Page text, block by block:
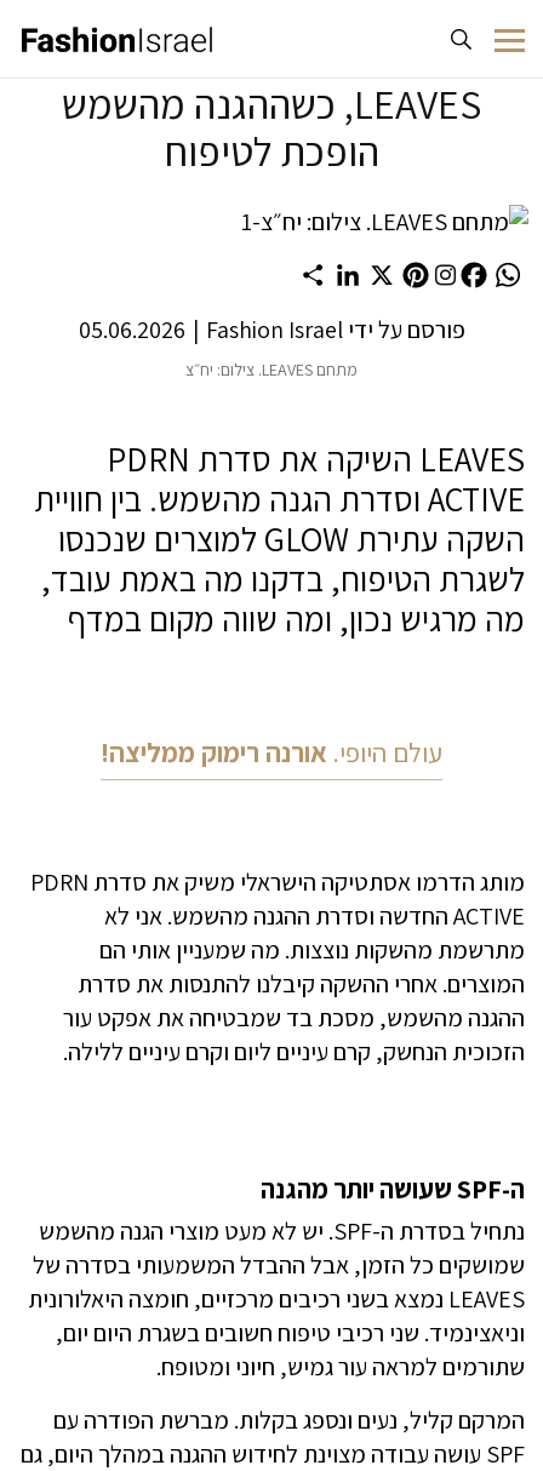
LEAVES, כשההגנה מהשמש
הופכת לטיפוח
WhatsApp
Facebook
Pinterest
X
LinkedIn
Share
פורסם על ידיFashion Israel
|
05.06.2026
מתחם LEAVES. צילום: יח״צ
LEAVES השיקה את סדרת PDRN
ACTIVE וסדרת הגנה מהשמש. בין חוויית
השקה עתירת GLOW למוצרים שנכנסו
לשגרת הטיפוח, בדקנו מה באמת עובד,
מה מרגיש נכון, ומה שווה מקום במדף
עולם היופי. אורנה רימוק ממליצה!
מותג הדרמו אסתטיקה הישראלי משיק את סדרת PDRN
ACTIVE החדשה וסדרת ההגנה מהשמש. אני לא
מתרשמת מהשקות נוצצות. מה שמעניין אותי הם
המוצרים. אחרי ההשקה קיבלנו להתנסות את סדרת
ההגנה מהשמש, מסכת בד שמבטיחה את אפקט עור
הזכוכית הנחשק, קרם עיניים ליום וקרם עיניים ללילה.
ה-SPF שעושה יותר מהגנה
נתחיל בסדרת ה-SPF. יש לא מעט מוצרי הגנה מהשמש
שמושקים כל הזמן, אבל ההבדל המשמעותי בסדרה של
LEAVES נמצא בשני רכיבים מרכזיים, חומצה היאלורונית
וניאצינמיד. שני רכיבי טיפוח חשובים בשגרת היום יום,
שתורמים למראה עור גמיש, חיוני ומטופח.
המרקם קליל, נעים ונספג בקלות. מברשת הפודרה עם
SPF עושה עבודה מצוינת לחידוש ההגנה במהלך היום, גם